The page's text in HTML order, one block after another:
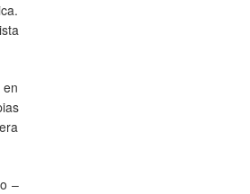
–